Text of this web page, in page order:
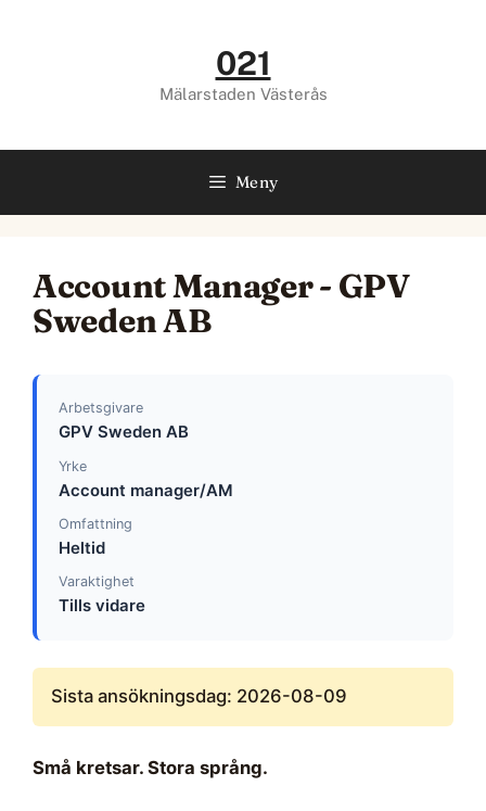
021
Mälarstaden Västerås
Meny
Account Manager - GPV
Sweden AB
Arbetsgivare
GPV Sweden AB
Yrke
Account manager/AM
Omfattning
Heltid
Varaktighet
Tills vidare
Sista ansökningsdag: 2026-08-09
Små kretsar. Stora språng.